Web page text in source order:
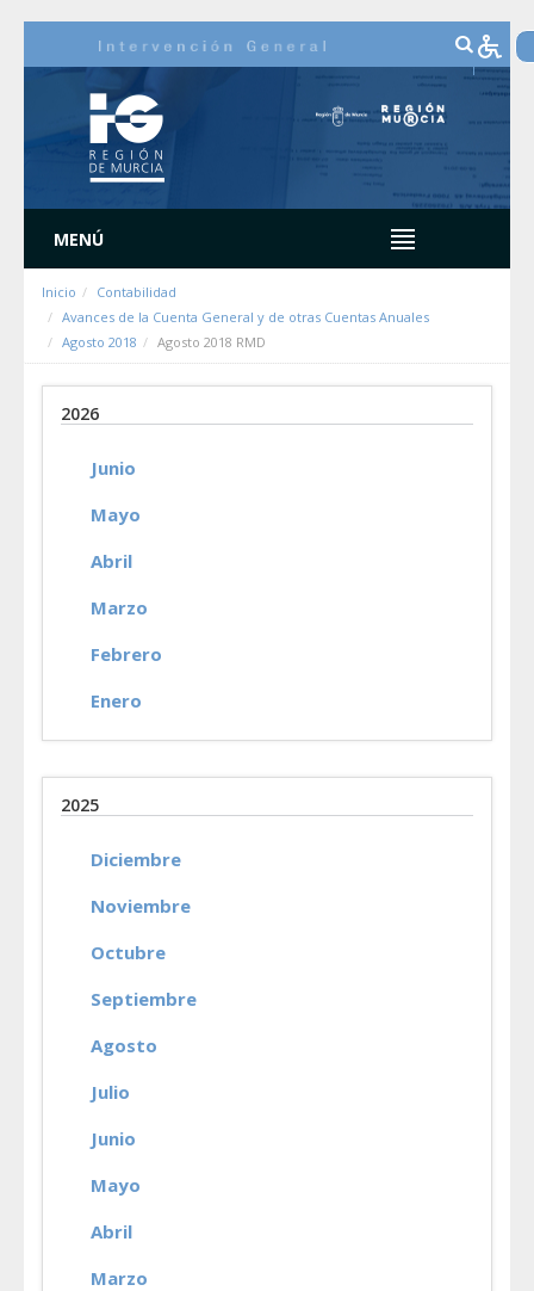
MENÚ
Inicio
Contabilidad
Avances de la Cuenta General y de otras Cuentas Anuales
Agosto 2018
Agosto 2018 RMD
2026
Junio
Mayo
Abril
Marzo
Febrero
Enero
2025
Diciembre
Noviembre
Octubre
Septiembre
Agosto
Julio
Junio
Mayo
Abril
Marzo